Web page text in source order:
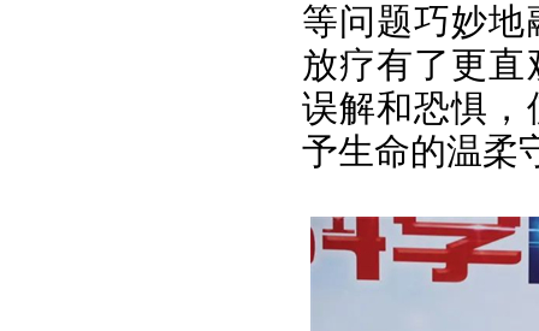
等问题巧妙
放疗有了更
误解和恐惧，
予生命的温柔